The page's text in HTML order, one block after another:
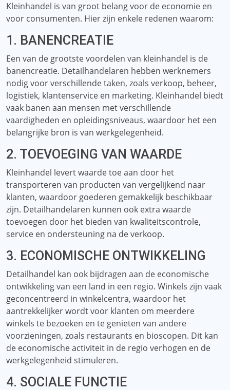
Kleinhandel is van groot belang voor de economie en
voor consumenten. Hier zijn enkele redenen waarom:
1. BANENCREATIE
Een van de grootste voordelen van kleinhandel is de
banencreatie. Detailhandelaren hebben werknemers
nodig voor verschillende taken, zoals verkoop, beheer,
logistiek, klantenservice en marketing. Kleinhandel biedt
vaak banen aan mensen met verschillende
vaardigheden en opleidingsniveaus, waardoor het een
belangrijke bron is van werkgelegenheid.
2. TOEVOEGING VAN WAARDE
Kleinhandel levert waarde toe aan door het
transporteren van producten van vergelijkend naar
klanten, waardoor goederen gemakkelijk beschikbaar
zijn. Detailhandelaren kunnen ook extra waarde
toevoegen door het bieden van kwaliteitscontrole,
service en ondersteuning na de verkoop.
3. ECONOMISCHE ONTWIKKELING
Detailhandel kan ook bijdragen aan de economische
ontwikkeling van een land in een regio. Winkels zijn vaak
geconcentreerd in winkelcentra, waardoor het
aantrekkelijker wordt voor klanten om meerdere
winkels te bezoeken en te genieten van andere
voorzieningen, zoals restaurants en bioscopen. Dit kan
de economische activiteit in de regio verhogen en de
werkgelegenheid stimuleren.
4. SOCIALE FUNCTIE